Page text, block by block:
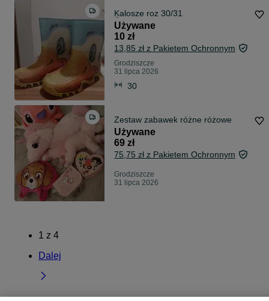
Ķalosze roz 30/31
Używane
10 zł
13,85 zł z Pakietem Ochronnym
Grodziszcze
31 lipca 2026
30
Zestaw zabawek różne różowe
Używane
69 zł
75,75 zł z Pakietem Ochronnym
Grodziszcze
31 lipca 2026
1 z 4
Dalej